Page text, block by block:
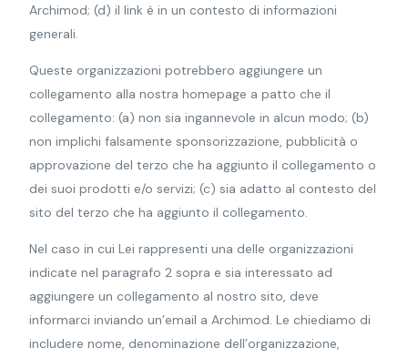
Archimod; (d) il link è in un contesto di informazioni
generali.
Queste organizzazioni potrebbero aggiungere un
collegamento alla nostra homepage a patto che il
collegamento: (a) non sia ingannevole in alcun modo; (b)
non implichi falsamente sponsorizzazione, pubblicità o
approvazione del terzo che ha aggiunto il collegamento o
dei suoi prodotti e/o servizi; (c) sia adatto al contesto del
sito del terzo che ha aggiunto il collegamento.
Nel caso in cui Lei rappresenti una delle organizzazioni
indicate nel paragrafo 2 sopra e sia interessato ad
aggiungere un collegamento al nostro sito, deve
informarci inviando un’email a Archimod. Le chiediamo di
includere nome, denominazione dell’organizzazione,